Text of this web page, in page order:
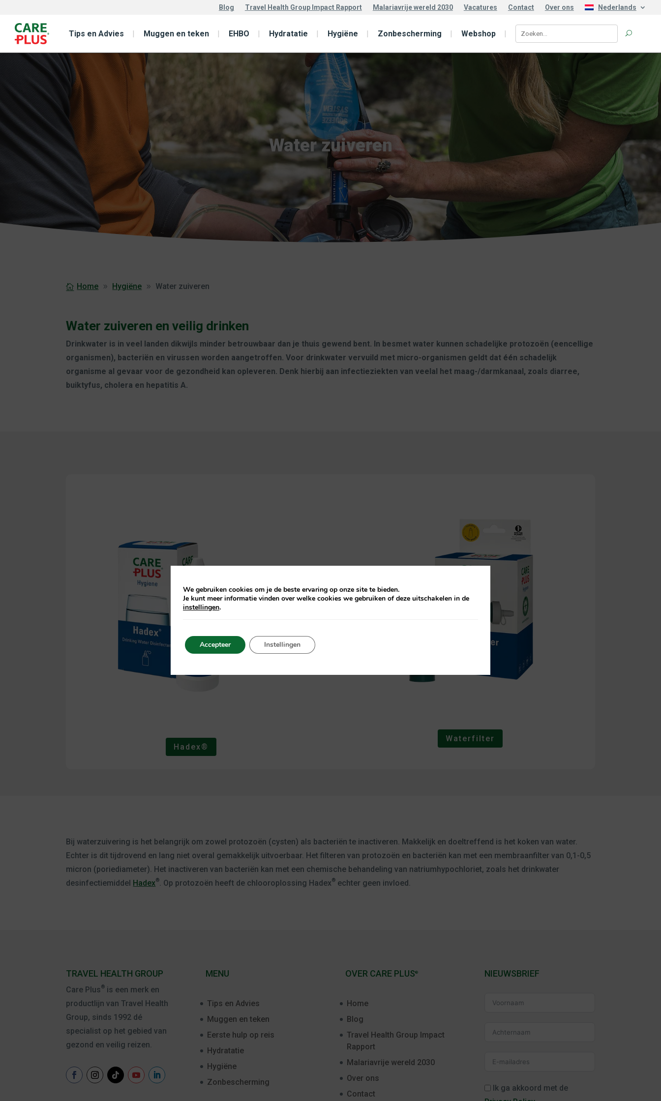
Blog Travel Health Group Impact Rapport Malariavrije wereld 2030 Vacatures Contact Over ons Nederlands
Tips en Advies Muggen en teken EHBO Hydratatie Hygiëne Zonbescherming Webshop
Water zuiveren
Home Hygiëne Water zuiveren
Water zuiveren en veilig drinken
Drinkwater is in veel landen dikwijls minder betrouwbaar dan je thuis gewend bent. In besmet water kunnen schadelijke protozoën (eencellige
organismen), bacteriën en virussen worden aangetroffen. Voor drinkwater vervuild met micro-organismen geldt dat één schadelijk
organisme al gevaar voor de gezondheid kan opleveren. Denk hierbij aan infectieziekten van veelal het maag-/darmkanaal, zoals diarree,
buiktyfus, cholera en hepatitis A.
Hadex®
Waterfilter
Bij waterzuivering is het belangrijk om zowel protozoën (cysten) als bacteriën te inactiveren. Makkelijk en doeltreffend is het koken van water.
Echter is dit tijdrovend en lang niet overal gemakkelijk uitvoerbaar. Het filteren van protozoën en bacteriën kan met een membraanfilter van 0,1-0,5
micron (poriediameter). Het inactiveren van bacteriën kan met een chemische behandeling van natriumhypochloriet, zoals het drinkwater
desinfectiemiddel Hadex®. Op protozoën heeft de chlooroplossing Hadex® echter geen invloed.
TRAVEL HEALTH GROUP
Care Plus® is een merk en
productlijn van Travel Health
Group, sinds 1992 dé
specialist op het gebied van
gezond en veilig reizen.
MENU
Tips en Advies
Muggen en teken
Eerste hulp op reis
Hydratatie
Hygiëne
Zonbescherming
OVER CARE PLUS®
Home
Blog
Travel Health Group Impact
Rapport
Malariavrije wereld 2030
Over ons
Contact
NIEUWSBRIEF
Ik ga akkoord met de
We gebruiken cookies om je de beste ervaring op onze site te bieden.
Je kunt meer informatie vinden over welke cookies we gebruiken of deze uitschakelen in de
instellingen.
Accepteer Instellingen